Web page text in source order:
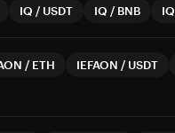
IQ / USDT IQ / BNB IQ
/ ETH IEFAON / USDT